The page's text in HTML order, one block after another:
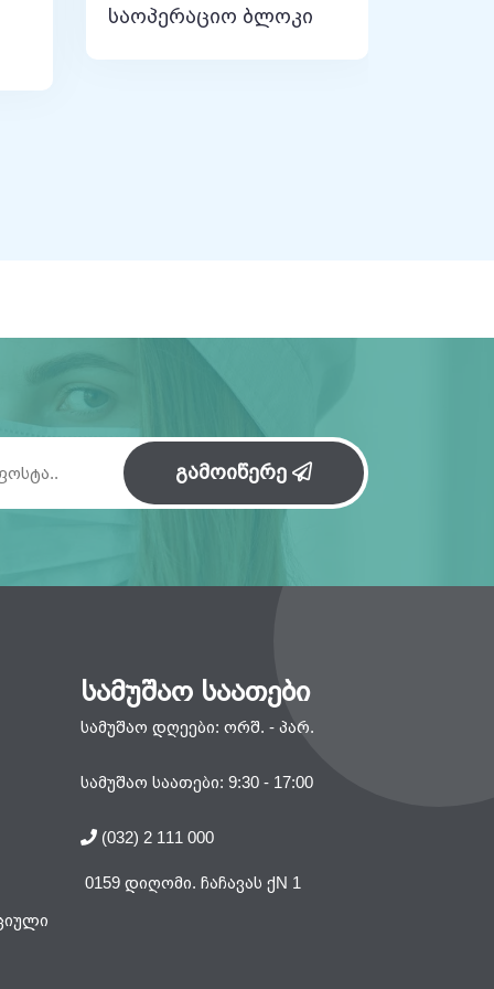
საოპერაციო ბლოკი
გამოიწერე
სამუშაო საათები
სამუშაო დღეები: ორშ. - პარ.
სამუშაო საათები: 9:30 - 17:00
(032) 2 111 000
0159 დიღომი. ჩაჩავას ქN 1